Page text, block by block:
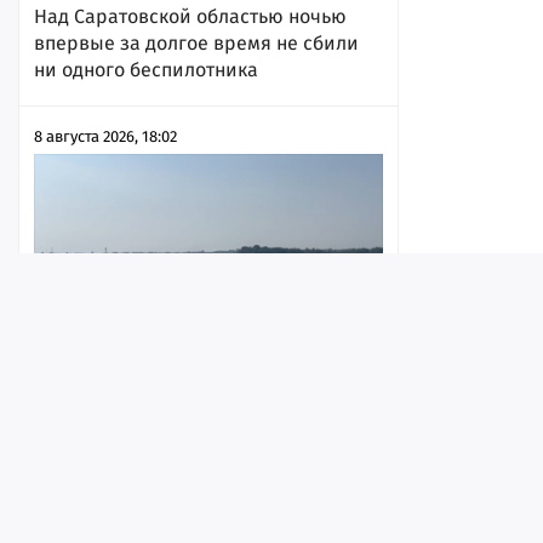
Над Саратовской областью ночью
впервые за долгое время не сбили
ни одного беспилотника
8 августа 2026, 18:02